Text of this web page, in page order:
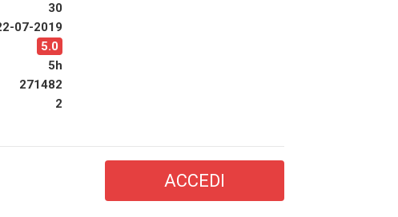
30
07-2019
5.0
5h
271482
2
ACCEDI